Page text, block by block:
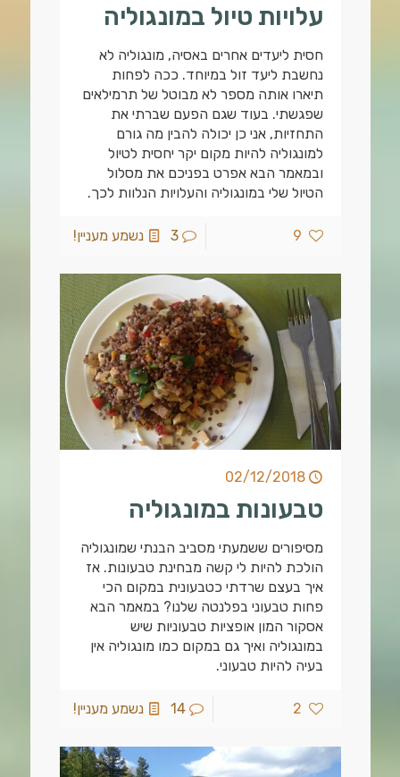
עלויות טיול במונגוליה
חסית ליעדים אחרים באסיה, מונגוליה לא
נחשבת ליעד זול במיוחד. ככה לפחות
תיארו אותה מספר לא מבוטל של תרמילאים
שפגשתי. בעוד שגם הפעם שברתי את
התחזיות, אני כן יכולה להבין מה גורם
למונגוליה להיות מקום יקר יחסית לטיול
ובמאמר הבא אפרט בפניכם את מסלול
הטיול שלי במונגוליה והעלויות הנלוות לכך.
9
3 נשמע מעניין!
02/12/2018
טבעונות במונגוליה
מסיפורים ששמעתי מסביב הבנתי שמונגוליה
הולכת להיות לי קשה מבחינת טבעונות. אז
איך בעצם שרדתי כטבעונית במקום הכי
פחות טבעוני בפלנטה שלנו? במאמר הבא
אסקור המון אופציות טבעוניות שיש
במונגוליה ואיך גם במקום כמו מונגוליה אין
בעיה להיות טבעוני.
2
14 נשמע מעניין!